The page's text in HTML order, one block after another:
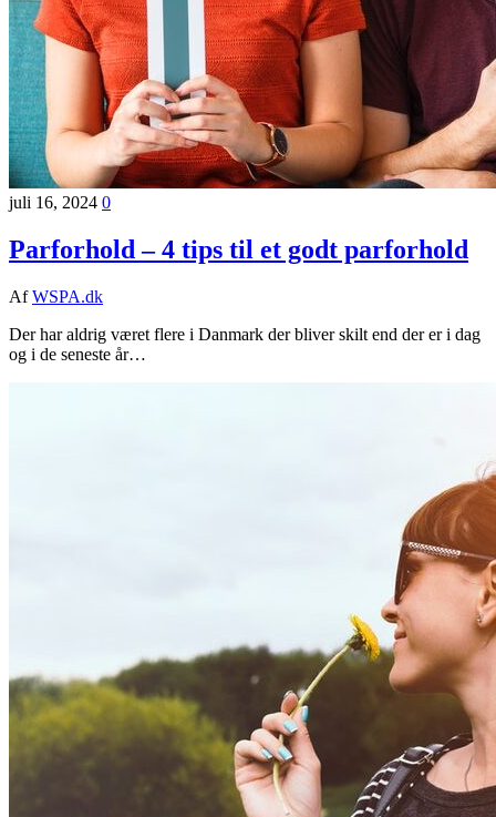
juli 16, 2024 0
Parforhold – 4 tips til et godt parforhold
Af WSPA.dk
Der har aldrig været flere i Danmark der bliver skilt end der er i dag
og i de seneste år…